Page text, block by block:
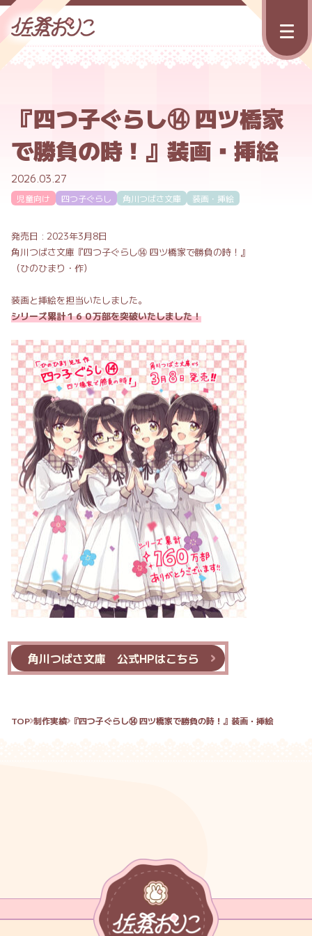
『四つ子ぐらし⑭ 四ツ橋家
で勝負の時！』装画・挿絵
2026.03.27
児童向け 四つ子ぐらし 角川つばさ文庫 装画・挿絵
発売日 : 2023年3月8日
角川つばさ文庫『四つ子ぐらし⑭ 四ツ橋家で勝負の時！』
（ひのひまり・作）
装画と挿絵を担当いたしました。
シリーズ累計１６０万部を突破いたしました！
角川つばさ文庫 公式HPはこちら
TOP 制作実績 『四つ子ぐらし⑭ 四ツ橋家で勝負の時！』装画・挿絵